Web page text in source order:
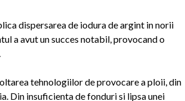
dispersarea de iodura de argint in norii
a avut un succes notabil, provocand o
tehnologiilor de provocare a ploii, din
Din insuficienta de fonduri si lipsa unei